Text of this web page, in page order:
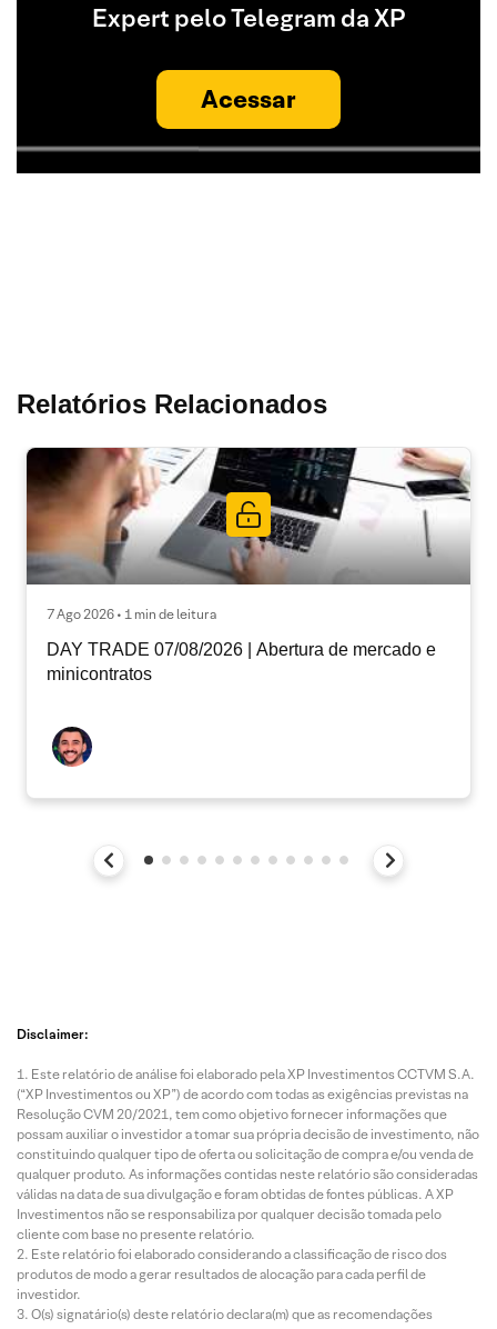
Expert pelo Telegram da XP
Acessar
Relatórios Relacionados
7 Ago 2026 • 1 min de leitura
DAY TRADE 07/08/2026 | Abertura de mercado e
minicontratos
Disclaimer:
Este relatório de análise foi elaborado pela XP Investimentos CCTVM S.A.
(“XP Investimentos ou XP”) de acordo com todas as exigências previstas na
Resolução CVM 20/2021, tem como objetivo fornecer informações que
possam auxiliar o investidor a tomar sua própria decisão de investimento, não
constituindo qualquer tipo de oferta ou solicitação de compra e/ou venda de
qualquer produto. As informações contidas neste relatório são consideradas
válidas na data de sua divulgação e foram obtidas de fontes públicas. A XP
Investimentos não se responsabiliza por qualquer decisão tomada pelo
cliente com base no presente relatório.
Este relatório foi elaborado considerando a classificação de risco dos
produtos de modo a gerar resultados de alocação para cada perfil de
investidor.
O(s) signatário(s) deste relatório declara(m) que as recomendações